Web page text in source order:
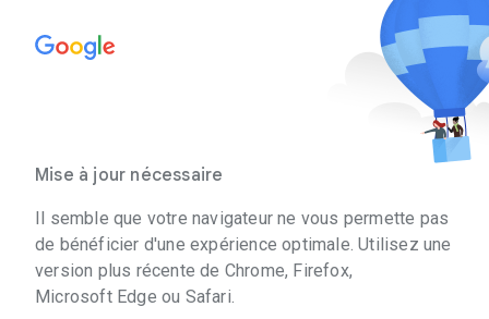
Mise à jour nécessaire
Il semble que votre navigateur ne vous permette pas
de bénéficier d'une expérience optimale. Utilisez une
version plus récente de Chrome, Firefox,
Microsoft Edge ou Safari.